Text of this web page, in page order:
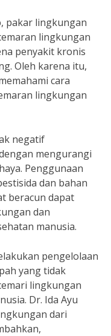
pakar lingkungan
lingkungan
penyakit kronis
Oleh karena itu,
cara
lingkungan
negatif
mengurangi
Penggunaan
dan bahan
beracun dapat
dan
manusia.
pengelolaan
yang tidak
lingkungan
Dr. Ida Ayu
dari